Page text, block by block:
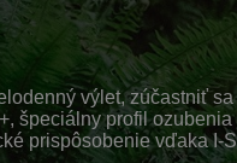
výlet, zúčastniť
špeciálny profil
prispôsobenie vďaka I-